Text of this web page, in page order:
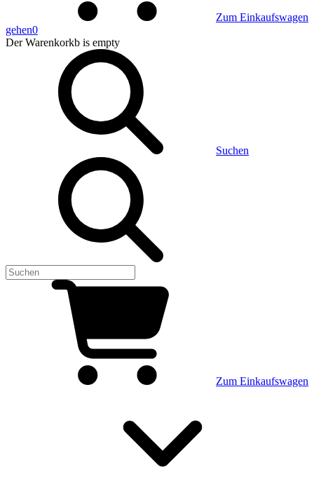
Zum Einkaufswagen
gehen0
Der Warenkorkb is empty
Suchen
Zum Einkaufswagen